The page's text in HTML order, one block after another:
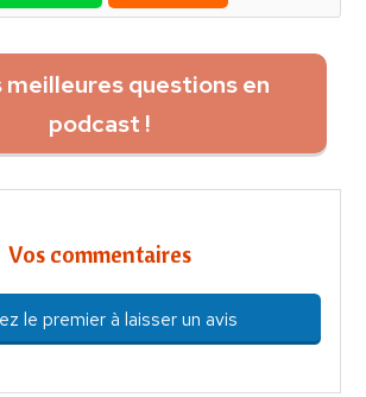
meilleures questions en
podcast !
Vos commentaires
le premier à laisser un avis